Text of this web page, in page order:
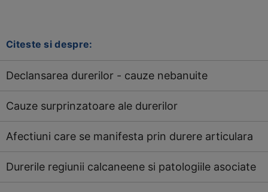
Citeste si despre:
Declansarea durerilor - cauze nebanuite
Cauze surprinzatoare ale durerilor
Afectiuni care se manifesta prin durere articulara
Durerile regiunii calcaneene si patologiile asociate